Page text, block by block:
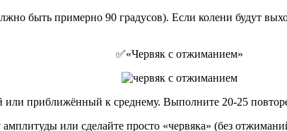
быть примерно 90 градусов). Если колени будут
✅«Червяк с отжиманием»
или приближённый к среднему. Выполните 20-25
или сделайте просто «червяка» (без